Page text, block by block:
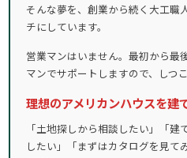
そんな夢を、創業から続く大工職
チにしています。
営業マンはいません。最初から最
マンでサポートしますので、しつ
理想のアメリカンハウスを建
「土地探しから相談したい」「
したい」「まずはカタログを見て